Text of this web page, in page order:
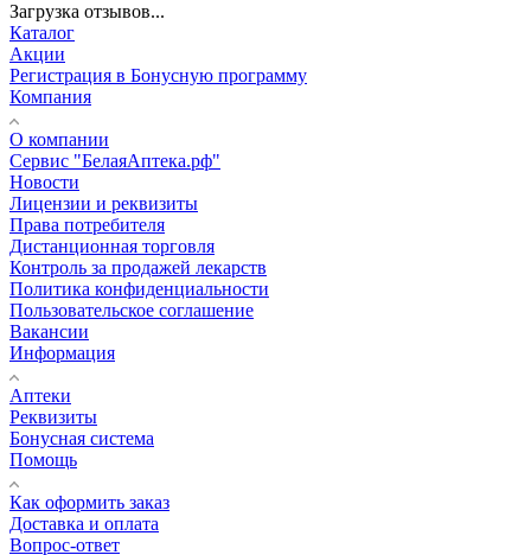
Загрузка отзывов...
Каталог
Акции
Регистрация в Бонусную программу
Компания
О компании
Сервис "БелаяАптека.рф"
Новости
Лицензии и реквизиты
Права потребителя
Дистанционная торговля
Контроль за продажей лекарств
Политика конфиденциальности
Пользовательское соглашение
Вакансии
Информация
Аптеки
Реквизиты
Бонусная система
Помощь
Как оформить заказ
Доставка и оплата
Вопрос-ответ